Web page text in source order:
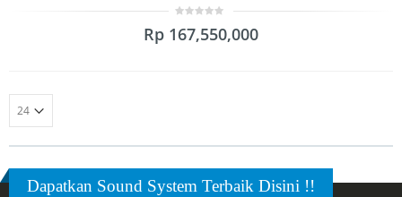
out
Rp 167,550,000
Dapatkan Sound System Terbaik Disini !!